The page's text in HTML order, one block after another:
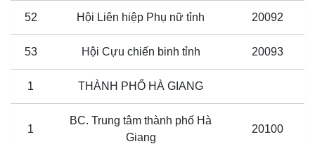
52 Hội Liên hiệp Phụ nữ tỉnh 20092
53 Hội Cựu chiến binh tỉnh 20093
1 THÀNH PHỐ HÀ GIANG
1
BC. Trung tâm thành phố Hà
Giang
20100